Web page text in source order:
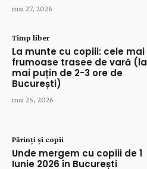
mai 27, 2026
Timp liber
La munte cu copiii: cele mai
frumoase trasee de vară (la
mai puțin de 2-3 ore de
București)
mai 25, 2026
Părinți și copii
Unde mergem cu copiii de 1
Iunie 2026 în București